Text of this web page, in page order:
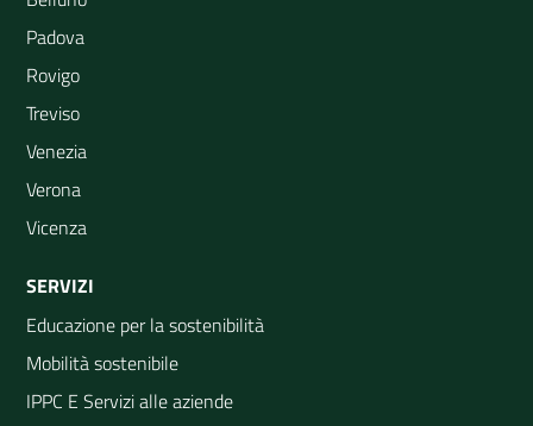
Padova
Rovigo
Treviso
Venezia
Verona
Vicenza
SERVIZI
Educazione per la sostenibilità
Mobilità sostenibile
IPPC E Servizi alle aziende